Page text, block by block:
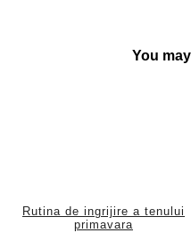
You
Rutina de ingrijire a tenului
primavara